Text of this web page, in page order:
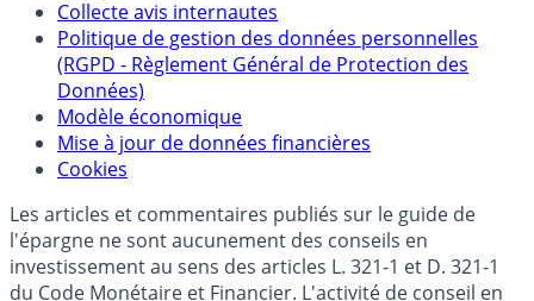
Collecte avis internautes
Politique de gestion des données personnelles
(RGPD - Règlement Général de Protection des
Données)
Modèle économique
Mise à jour de données financières
Cookies
Les articles et commentaires publiés sur le guide de
l'épargne ne sont aucunement des conseils en
investissement au sens des articles L. 321-1 et D. 321-1
du Code Monétaire et Financier. L'activité de conseil en